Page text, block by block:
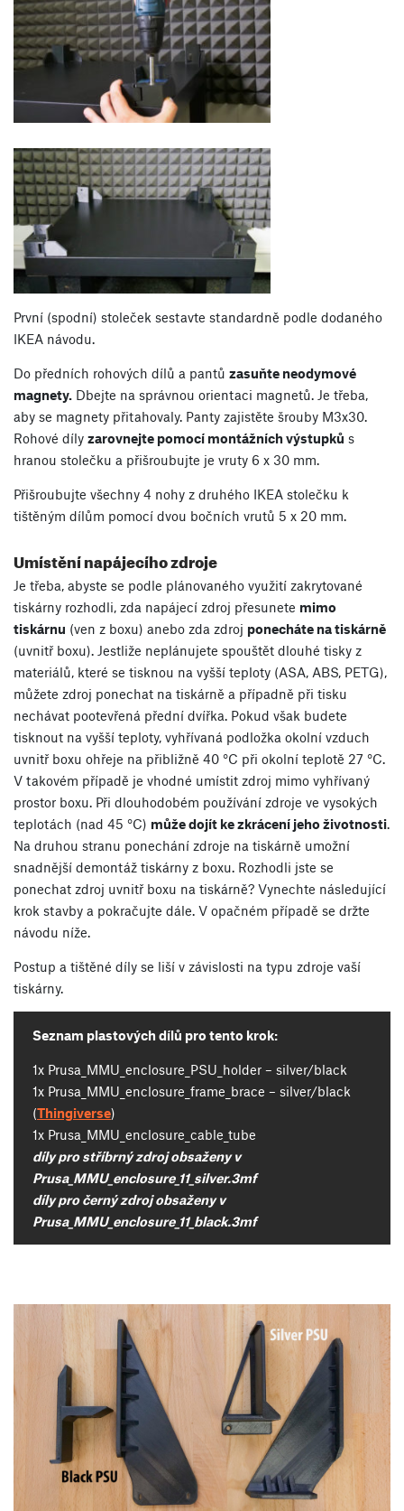
První (spodní) stoleček sestavte standardně podle dodaného
IKEA návodu.
Do předních rohových dílů a pantů zasuňte neodymové
magnety. Dbejte na správnou orientaci magnetů. Je třeba,
aby se magnety přitahovaly. Panty zajistěte šrouby M3x30.
Rohové díly zarovnejte pomocí montážních výstupků s
hranou stolečku a přišroubujte je vruty 6 x 30 mm.
Přišroubujte všechny 4 nohy z druhého IKEA stolečku k
tištěným dílům pomocí dvou bočních vrutů 5 x 20 mm.
Umístění napájecího zdroje
Je třeba, abyste se podle plánovaného využití zakrytované
tiskárny rozhodli, zda napájecí zdroj přesunete mimo
tiskárnu (ven z boxu) anebo zda zdroj ponecháte na tiskárně
(uvnitř boxu). Jestliže neplánujete spouštět dlouhé tisky z
materiálů, které se tisknou na vyšší teploty (ASA, ABS, PETG),
můžete zdroj ponechat na tiskárně a případně při tisku
nechávat pootevřená přední dvířka. Pokud však budete
tisknout na vyšší teploty, vyhřívaná podložka okolní vzduch
uvnitř boxu ohřeje na přibližně 40 °C při okolní teplotě 27 °C.
V takovém případě je vhodné umístit zdroj mimo vyhřívaný
prostor boxu. Při dlouhodobém používání zdroje ve vysokých
teplotách (nad 45 °C) může dojít ke zkrácení jeho životnosti.
Na druhou stranu ponechání zdroje na tiskárně umožní
snadnější demontáž tiskárny z boxu. Rozhodli jste se
ponechat zdroj uvnitř boxu na tiskárně? Vynechte následující
krok stavby a pokračujte dále. V opačném případě se držte
návodu níže.
Postup a tištěné díly se liší v závislosti na typu zdroje vaší
tiskárny.
Seznam plastových dílů pro tento krok:
1x Prusa_MMU_enclosure_PSU_holder – silver/black
1x Prusa_MMU_enclosure_frame_brace – silver/black
(Thingiverse)
1x Prusa_MMU_enclosure_cable_tube
díly pro stříbrný zdroj obsaženy v
Prusa_MMU_enclosure_11_silver.3mf
díly pro černý zdroj obsaženy v
Prusa_MMU_enclosure_11_black.3mf